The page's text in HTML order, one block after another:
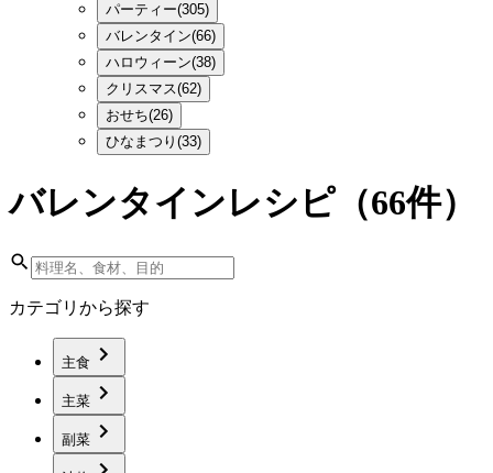
パーティー(305)
バレンタイン(66)
ハロウィーン(38)
クリスマス(62)
おせち(26)
ひなまつり(33)
バレンタインレシピ（66件）
カテゴリから探す
主食
主菜
副菜